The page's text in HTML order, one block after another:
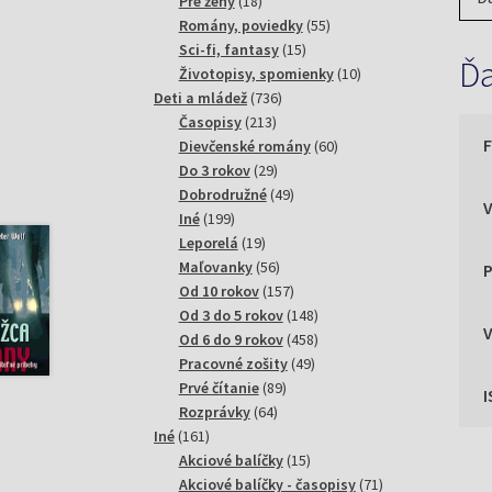
produktov
Romány, poviedky 5555
Sci-fi, fantasy 1515
produktov
Životopisy, spomienky 1010
Deti a mládež 736736
Časopisy 213213
produktov
Dievčenské romány 6060
Do 3 rokov 2929
produktov
Dobrodružné 4949
Iné 199199
produktov
Leporelá 1919
produktov
Maľovanky 5656
produktov
Od 10 rokov 157157
produktov
Od 3 do 5 rokov 148148
produktov
Od 6 do 9 rokov 458458
produktov
Pracovné zošity 4949
Prvé čítanie 8989
Rozprávky 6464
Iné 161161
produktov
Akciové balíčky 1515
produktov
Akciové balíčky - časopisy 7171